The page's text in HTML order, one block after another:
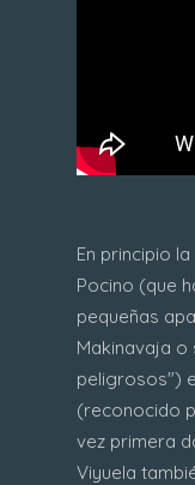
En principio
Pocino (que
pequeñas
Makinavaja o
peligrosos")
(reconocido
vez primera
Viyuela